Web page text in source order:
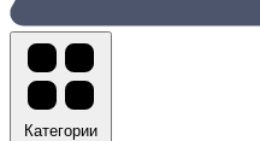
Категории